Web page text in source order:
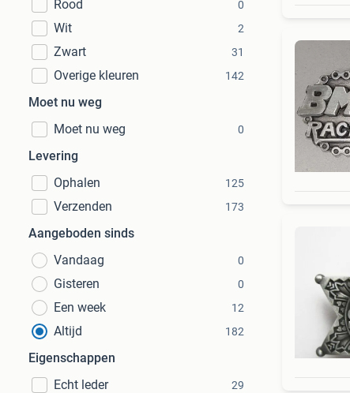
Rood 0
Wit 2
Zwart 31
Overige kleuren 142
Moet nu weg
Moet nu weg
0
Levering
Ophalen
125
Verzenden 173
Aangeboden sinds
Vandaag
0
Gisteren 0
Een week 12
Altijd 182
Eigenschappen
Echt leder
29